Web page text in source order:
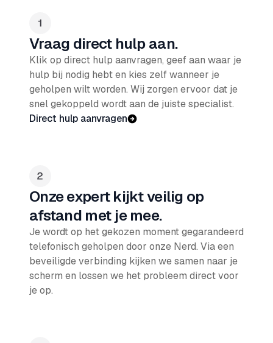
Vraag direct hulp aan.
Klik op direct hulp aanvragen, geef aan waar je
hulp bij nodig hebt en kies zelf wanneer je
geholpen wilt worden. Wij zorgen ervoor dat je
snel gekoppeld wordt aan de juiste specialist.
Direct hulp aanvragen
Onze expert kijkt veilig op
afstand met je mee.
Je wordt op het gekozen moment gegarandeerd
telefonisch geholpen door onze Nerd. Via een
beveiligde verbinding kijken we samen naar je
scherm en lossen we het probleem direct voor
je op.